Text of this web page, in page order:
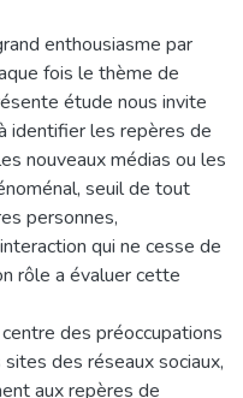
enthousiasme par
fois le thème de
étude nous invite
identifier les repères de
nouveaux médias ou les
seuil de tout
personnes,
qui ne cesse de
rôle a évaluer cette
des préoccupations
des réseaux sociaux,
aux repères de